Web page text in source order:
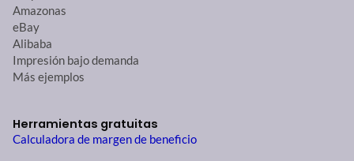
Amazonas
eBay
Alibaba
Impresión bajo demanda
Más ejemplos
Herramientas gratuitas
Calculadora de margen de beneficio